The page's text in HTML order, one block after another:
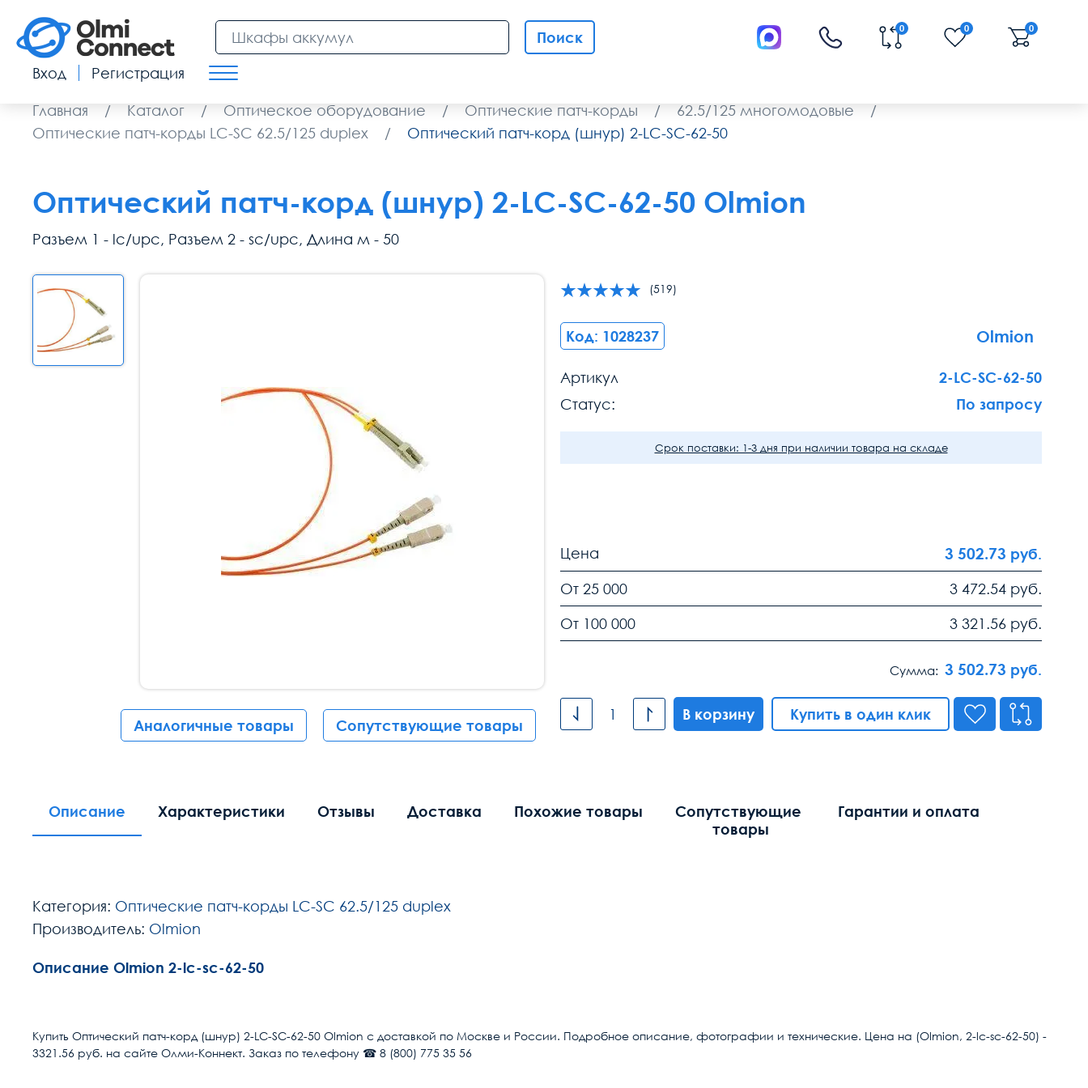
Поиск
0 0 0
Вход Регистрация
Главная / Каталог / Оптическое оборудование / Оптические патч-корды / 62.5/125 многомодовые
/
Оптические патч-корды LC-SC 62.5/125 duplex
/ Оптический патч-корд (шнур) 2-LC-SC-62-50
Оптический патч-корд (шнур) 2-LC-SC-62-50 Olmion
Разъем 1 - lc/upc, Разъем 2 - sc/upc, Длина м - 50
Аналогичные товары Сопутствующие товары
(519)
Код: 1028237 Olmion
Артикул
2-LC-SC-62-50
Статус:
По запросу
Срок поставки: 1-3 дня при наличии товара на складе
Цена 3 502.73 руб.
От 25 000
3 472.54 руб.
От 100 000
3 321.56 руб.
Сумма: 3 502.73 руб.
В корзину Купить в один клик
Описание Характеристики Отзывы Доставка Похожие товары
Сопутствующие
товары
Гарантии и оплата
Категория: Оптические патч-корды LC-SC 62.5/125 duplex
Производитель: Olmion
Описание Olmion 2-lc-sc-62-50
Разъем 1 LC/UPC
Условия доставки
Купить Оптический патч-корд (шнур) 2-LC-SC-62-50 Olmion с доставкой по Москве и России. Подробное описание, фотографии и технические. Цена на (Olmion, 2-lc-sc-62-50) -
3321.56 руб. на сайте Олми-Коннект. Заказ по телефону ☎ 8 (800) 775 35 56